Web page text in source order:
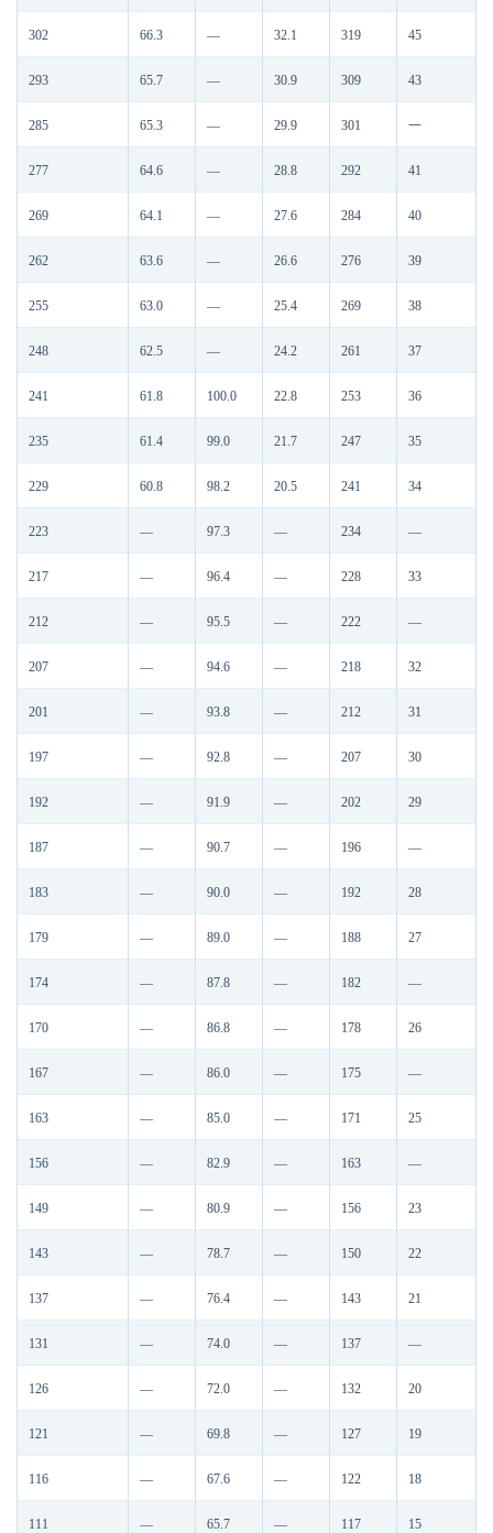
302 66.3 — 32.1 319 45
293 65.7 — 30.9 309 43
285 65.3 — 29.9 301 一
277 64.6 — 28.8 292 41
269 64.1 — 27.6 284 40
262 63.6 — 26.6 276 39
255 63.0 — 25.4 269 38
248 62.5 — 24.2 261 37
241 61.8 100.0 22.8 253 36
235 61.4 99.0 21.7 247 35
229 60.8 98.2 20.5 241 34
223 — 97.3 — 234 —
217 — 96.4 — 228 33
212 — 95.5 — 222 —
207 — 94.6 — 218 32
201 — 93.8 — 212 31
197 — 92.8 — 207 30
192 — 91.9 — 202 29
187 — 90.7 — 196 —
183 — 90.0 — 192 28
179 — 89.0 — 188 27
174 — 87.8 — 182 —
170 — 86.8 — 178 26
167 — 86.0 — 175 —
163 — 85.0 — 171 25
156 — 82.9 — 163 —
149 — 80.9 — 156 23
143 — 78.7 — 150 22
137 — 76.4 — 143 21
131 — 74.0 — 137 —
126 — 72.0 — 132 20
121 — 69.8 — 127 19
116 — 67.6 — 122 18
111 — 65.7 — 117 15